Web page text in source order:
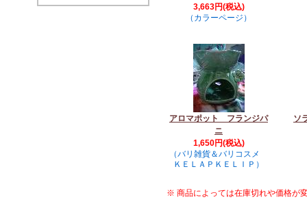
3,663円(税込)
（カラーページ）
アロマポット フランジパ
ニ
1,650円(税込)
（バリ雑貨＆バリコスメ
ＫＥＬＡＰＫＥＬＩＰ）
ソ
※ 商品によっては在庫切れや価格が